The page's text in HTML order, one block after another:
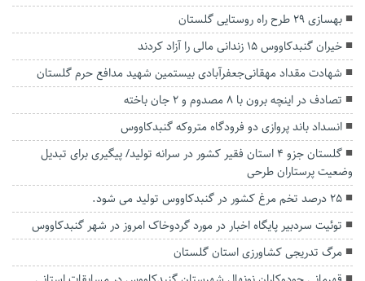
بهسازی ۲۹ طرح راه روستایی گلستان
خیران گنبدکاووس ۱۵ زندانی مالی را آزاد کردند
شهادت مقداد مهقانی‌جعفرآبادی بیستمین شهید مدافع حرم گلستان
تصادف در اینچه برون با ۸ مصدوم و ۲ جان باخته
انسداد باند پروازی دو فرودگاه متروکه گنبدکاووس
گلستان جزو ۴ استان فقیر کشور در سرانه تولید/ پیگیری برای تبدیل
وضعیت پرستاران طرحی
۲۵ درصد تخم مرغ کشور در گنبدکاووس تولید می شود.
توئیت سردبیر پایگاه اخبار در مورد گردوخاک امروز در شهر گنبدکاووس
مرگ تدریجی کشاورزی استان گلستان